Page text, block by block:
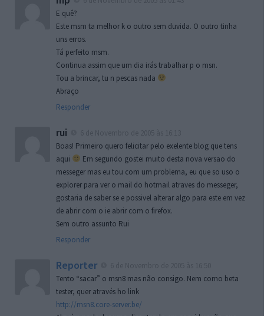
E quê?
Este msm ta melhor k o outro sem duvida. O outro tinha
uns erros.
Tá perfeito msm.
Continua assim que um dia irás trabalhar p o msn.
Tou a brincar, tu n pescas nada
Abraço
Responder
rui
Boas! Primeiro quero felicitar pelo exelente blog que tens
aqui
Em segundo gostei muito desta nova versao do
messeger mas eu tou com um problema, eu que so uso o
explorer para ver o mail do hotmail atraves do messeger,
gostaria de saber se e possivel alterar algo para este em vez
de abrir com o ie abrir com o firefox.
Sem outro assunto Rui
Responder
Reporter
Tento “sacar” o msn8 mas não consigo. Nem como beta
tester, quer através ho link
http://msn8.core-server.be/